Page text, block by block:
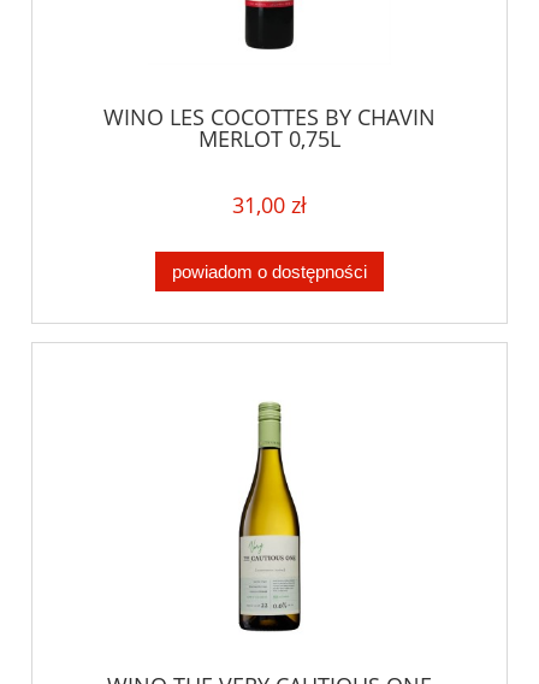
WINO LES COCOTTES BY CHAVIN
MERLOT 0,75L
31,00 zł
powiadom o dostępności